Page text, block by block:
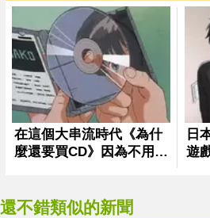
還不錯類似的新聞